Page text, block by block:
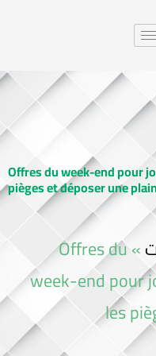
Offres du week-end pour
pièges et déposer une
»
Offres du
week-end pour
les